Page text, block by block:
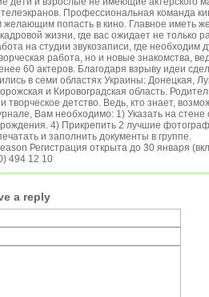
Профессиональная команда
желающим попасть в кино. Главное иметь
жизни, где вас ожидает не только
на студии звукозаписи, где необходим
работа, но и новые знакомства,
60 актеров. Благодаря взрыву идеи
в семи областях Украины: Донецкая,
и Кировоградская область.
детство. Ведь, кто знает,
Вам необходимо: 1) Указать на
рождения. 4) Прикрепить 2 лучшие
и заполнить документы в группе.
Регистрация открыта до 30 января
494 12 10
a reply